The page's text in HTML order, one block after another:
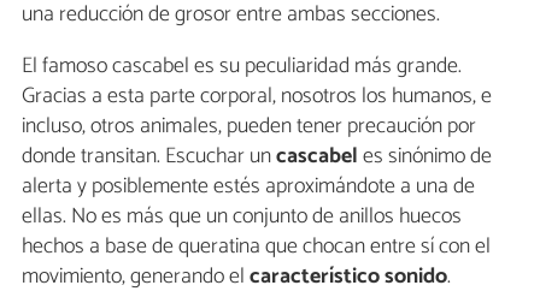
una reducción de grosor entre ambas secciones.
El famoso cascabel es su peculiaridad más grande.
Gracias a esta parte corporal, nosotros los humanos, e
incluso, otros animales, pueden tener precaución por
donde transitan. Escuchar uncascabeles sinónimo de
alerta y posiblemente estés aproximándote a una de
ellas. No es más que un conjunto de anillos huecos
hechos a base de queratina que chocan entre sí con el
movimiento, generando elcaracterístico sonido.